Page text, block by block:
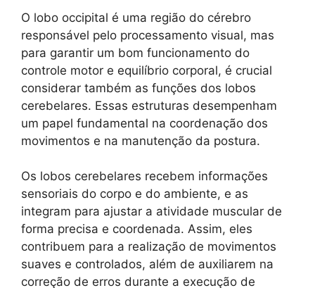
O lobo occipital é uma região do cérebro
responsável pelo processamento visual, mas
para garantir um bom funcionamento do
controle motor e equilíbrio corporal, é crucial
considerar também as funções dos lobos
cerebelares. Essas estruturas desempenham
um papel fundamental na coordenação dos
movimentos e na manutenção da postura.
Os lobos cerebelares recebem informações
sensoriais do corpo e do ambiente, e as
integram para ajustar a atividade muscular de
forma precisa e coordenada. Assim, eles
contribuem para a realização de movimentos
suaves e controlados, além de auxiliarem na
correção de erros durante a execução de